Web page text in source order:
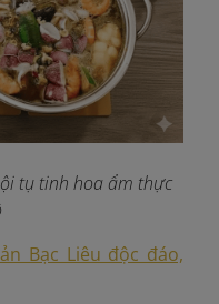
tụ tinh hoa ẩm thực
Bạc Liêu độc đáo,